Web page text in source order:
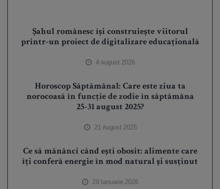
Șahul românesc își construiește viitorul
printr-un proiect de digitalizare educațională
4 August 2026
Horoscop Săptămânal: Care este ziua ta
norocoasă în funcție de zodie în săptămâna
25-31 august 2025?
21 August 2025
Ce să mănânci când ești obosit: alimente care
îți conferă energie în mod natural și susținut
29 Ianuarie 2026